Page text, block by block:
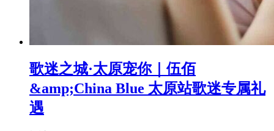
歌迷之城·太原宠你｜伍佰
&amp;China Blue 太原站歌迷专属礼
遇